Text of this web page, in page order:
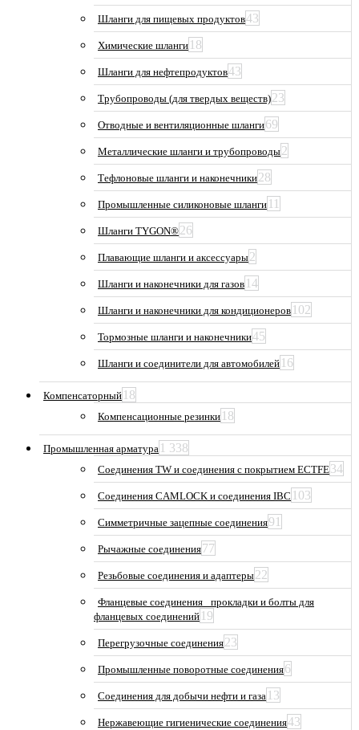
Шланги для пищевых продуктов43
Химические шланги 18
Шланги для нефтепродуктов43
Трубопроводы (для твердых веществ)23
Отводные и вентиляционные шланги69
Металлические шланги и трубопроводы2
Тефлоновые шланги и наконечники28
Промышленные силиконовые шланги 11
Шланги TYGON®26
Плавающие шланги и аксессуары2
Шланги и наконечники для газов 14
Шланги и наконечники для кондиционеров 102
Тормозные шланги и наконечники45
Шланги и соединители для автомобилей 16
Компенсаторный 18
Компенсационные резинки 18
Промышленная арматура 1 338
Соединения TW и соединения с покрытием ECTFE34
Соединения CAMLOCK и соединения IBC 103
Симметричные зацепные соединения91
Рычажные соединения77
Резьбовые соединения и адаптеры22
Фланцевые соединения_ прокладки и болты для
фланцевых соединений 19
Перегрузочные соединения23
Промышленные поворотные соединения6
Соединения для добычи нефти и газа 13
Нержавеющие гигиенические соединения43